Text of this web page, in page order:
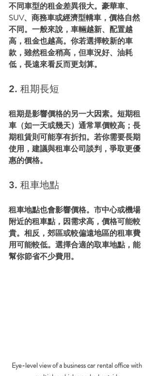
不同車型的租金差異很大。豪華車、
SUV、商務車或經濟型轎車，價格自然
不同。一般來說，車輛越新、配置越
高，租金也越高。你若選擇較新的車
款，雖然租金稍高，但車況好、油耗
低，長遠來看反而更划算。
2. 租期長短
租期是影響價格的另一大因素。短期租
車（如一天或幾天）通常單價較高；長
期租賃則可能享有折扣。若你需要長期
使用，建議與租車公司談判，爭取更優
惠的價格。
3. 租車地點
租車地點也會影響價格。市中心或機場
附近的租車點，因需求高，價格可能較
貴。相反，郊區或較偏遠地區的租車費
用可能較低。選擇合適的取車地點，能
幫你節省不少費用。
Eye-level view of a business car rental office with